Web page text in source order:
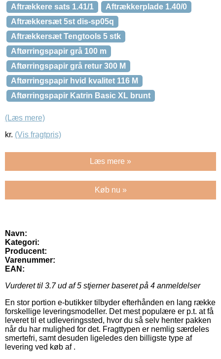
Aftrækkere sats 1.41/1
Aftrækkerplade 1.40/0
Aftrækkersæt 5st dis-sp05q
Aftrækkersæt Tengtools 5 stk
Aftørringspapir grå 100 m
Aftørringspapir grå retur 300 M
Aftørringspapir hvid kvalitet 116 M
Aftørringspapir Katrin Basic XL brunt
(Læs mere)
kr. (Vis fragtpris)
Læs mere »
Køb nu »
Navn:
Kategori:
Producent:
Varenummer:
EAN:
Vurderet til 3.7ud af 5 stjerner baseret på 4 anmeldelser
En stor portion e-butikker tilbyder efterhånden en lang række
forskellige leveringsmodeller. Det mest populære er p.t. at få
leveret til et udleveringssted, hvor du så selv henter pakken
når du har mulighed for det. Fragttypen er nemlig særdeles
smertefri, samt desuden ligeledes den billigste type af
levering ved køb af .